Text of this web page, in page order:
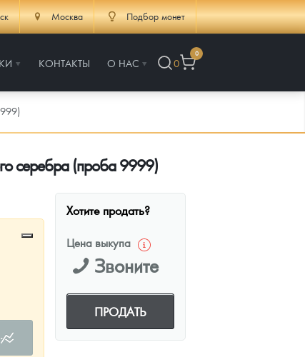
Москва Подбор монет
КОНТАКТЫ О НАС 0
0
серебра (проба 9999)
Хотите продать?
Цена выкупа
Звоните
ПРОДАТЬ